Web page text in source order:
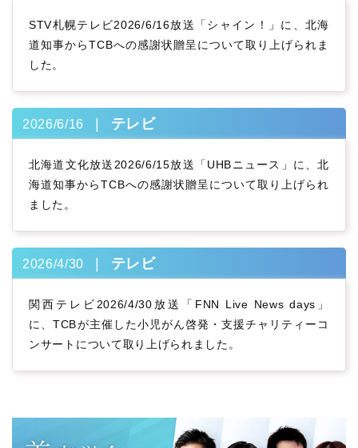
STV札幌テレビ2026/6/16放送「シャイン！」に、北海
道知事からTCBへの感謝状贈呈について取り上げられま
した。
2026/6/16 テレビ
北海道文化放送2026/6/15放送「UHBニュース」に、北
海道知事からTCBへの感謝状贈呈について取り上げられ
ました。
2026/4/30 テレビ
関西テレビ2026/4/30放送「FNN Live News days」
に、TCBが主催した小児がん啓発・支援チャリティーコ
ンサートについて取り上げられました。